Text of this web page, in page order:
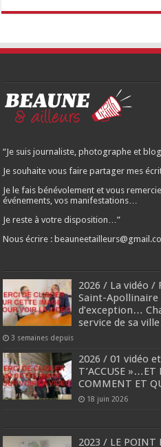
“Je suis journaliste, photographe et
Je souhaite vous faire partager mes
Je le fais bénévolement et vous
événements, vos manifestations…
Je reste à votre disposition…”
Nous écrire :
2026 / La vidéo /
Saint-
d’exception…
service de sa
3 semaines depuis
2026 / 01 vidéo
T’ACCUSE
COMMENT ET
18 juin 2026
2023 / LE POINT